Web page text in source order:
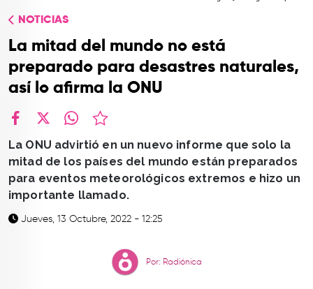
CONTACTO
NOTICIAS
La mitad del mundo no está
preparado para desastres naturales,
así lo afirma la ONU
La ONU advirtió en un nuevo informe que solo la
mitad de los países del mundo están preparados
para eventos meteorológicos extremos e hizo un
importante llamado.
Jueves, 13 Octubre, 2022 - 12:25
Por: Radiónica